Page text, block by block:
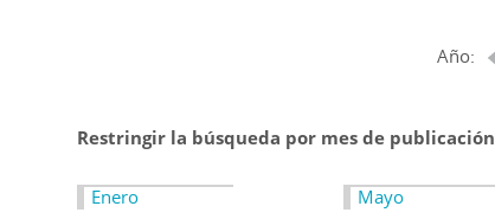
Año:
Restringir la búsqueda por mes de publicación
Enero
Mayo